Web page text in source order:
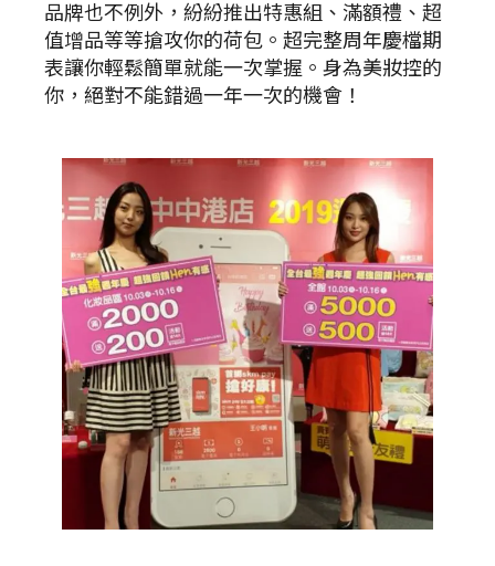
品牌也不例外，紛紛推出特惠組、滿額禮、超
值增品等等搶攻你的荷包。超完整周年慶檔期
表讓你輕鬆簡單就能一次掌握。身為美妝控的
你，絕對不能錯過一年一次的機會！